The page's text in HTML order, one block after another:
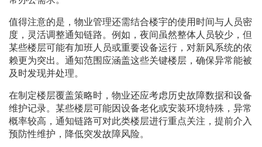
值得注意的是，物业管理还需结合楼宇的使用时间与人员密
度，灵活调整通知链路。例如，夜间虽然整体人员较少，但
某些楼层可能有加班人员或重要设备运行，对新风系统的依
赖更为突出。通知范围应涵盖这些关键楼层，确保异常能被
及时发现并处理。
在制定楼层覆盖策略时，物业还应考虑历史故障数据和设备
维护记录。某些楼层可能因设备老化或安装环境特殊，异常
概率较高，通知链路可对此类楼层进行重点关注，提前介入
预防性维护，降低突发故障风险。